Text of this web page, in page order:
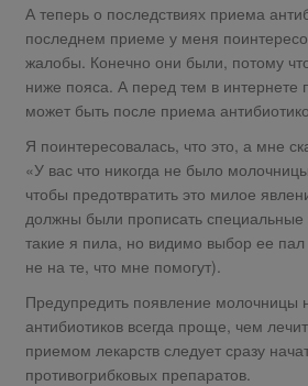
А теперь о последствиях приема
последнем приеме у меня
жалобы. Конечно они были, потому
ниже пояса. А перед тем в интернете
может быть после приема
Я поинтересовалась, что это, а мне
«У вас что никогда не было
чтобы предотвратить это милое
должны были прописать специальные
такие я пила, но видимо выбор ее
не на те, что мне помогут).
Предупредить появление
антибиотиков всегда проще, чем
приемом лекарств следует сразу
противогрибковых препаратов.